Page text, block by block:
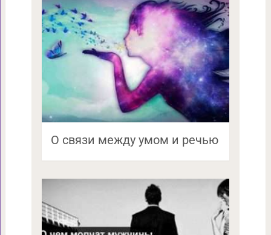
О связи между умом и речью